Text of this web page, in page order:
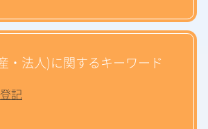
・法人)に関するキーワード
記